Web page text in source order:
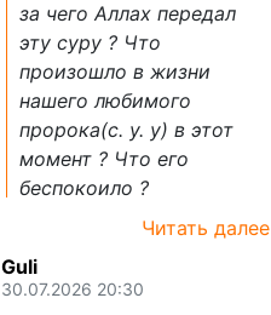
за чего Аллах передал
эту суру ? Что
произошло в жизни
нашего любимого
пророка(с. у. у) в этот
момент ? Что его
беспокоило ?
Читать далее
Guli
30.07.2026 20:30